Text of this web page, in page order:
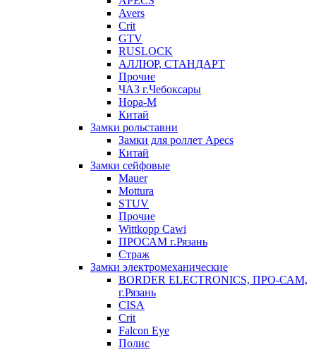
Avers
Crit
GTV
RUSLOCK
АЛЛЮР, СТАНДАРТ
Прочие
ЧАЗ г.Чебоксары
Нора-М
Китай
Замки рольставни
Замки для роллет Apecs
Китай
Замки сейфовые
Mauer
Mottura
STUV
Прочие
Wittkopp Cawi
ПРОСАМ г.Рязань
Страж
Замки электромеханические
BORDER ELECTRONICS, ПРО-САМ,
г.Рязань
CISA
Crit
Falcon Eye
Полис